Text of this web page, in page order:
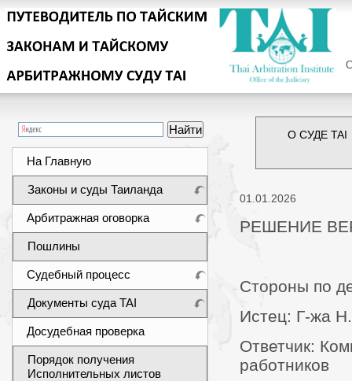
На Главную
Законы и суды Таиланда
Арбитражная оговорка
Пошлины
Судебный процесс
Документы суда TAI
Досудебная проверка
Порядок получения
Исполнительных листов
О СУДЕ TAI
01.01.2026
РЕШЕНИЕ
Стороны по
Истец: Г-жа
Ответчик:
работников